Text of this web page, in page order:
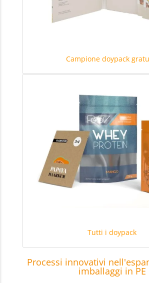
Campione doypack
Tutti i doypack
Processi innovativi
imballaggi in PE